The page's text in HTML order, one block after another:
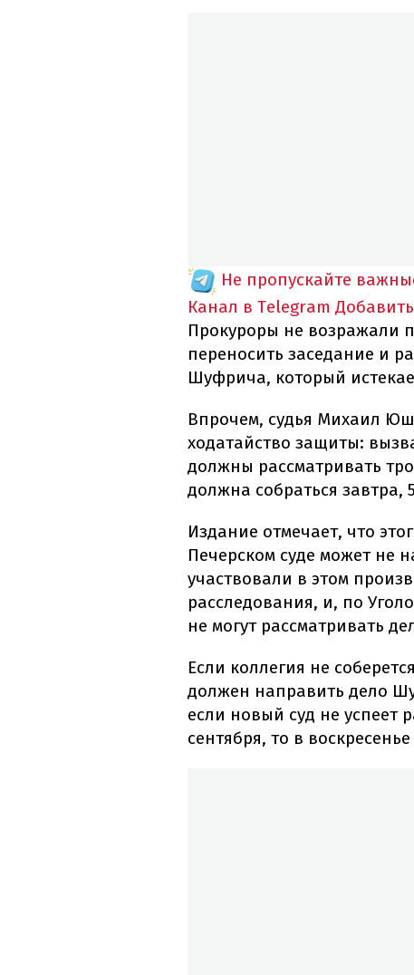
Не пропускайте
Канал в Telegram Добавить
Прокуроры не возражали
переносить заседание и
Шуфрича, который
Впрочем, судья Михаил
ходатайство защиты:
должны рассматривать
должна собраться завтра,
Издание отмечает, что
Печерском суде может не
участвовали в этом
расследования, и, по
не могут рассматривать
Если коллегия не
должен направить дело
если новый суд не успеет
сентября, то в